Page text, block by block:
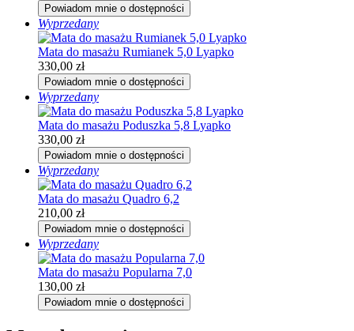
Powiadom mnie o dostępności
Wyprzedany
Mata do masażu Rumianek 5,0 Lyapko
330,00 zł
Powiadom mnie o dostępności
Wyprzedany
Mata do masażu Poduszka 5,8 Lyapko
330,00 zł
Powiadom mnie o dostępności
Wyprzedany
Mata do masażu Quadro 6,2
210,00 zł
Powiadom mnie o dostępności
Wyprzedany
Mata do masażu Popularna 7,0
130,00 zł
Powiadom mnie o dostępności